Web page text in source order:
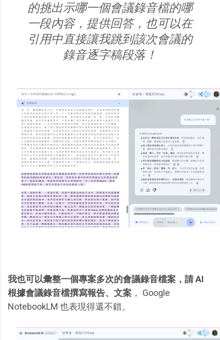
的挑出示哪一個會議錄音檔的哪
一段內容，提供回答，也可以在
引用中直接讓我跳到該次會議的
錄音逐字稿段落！
我也可以彙整一個專案多次的會議錄音檔案，請 AI
根據會議錄音檔撰寫報告、文案 ， Google
NotebookLM 也表現得還不錯。